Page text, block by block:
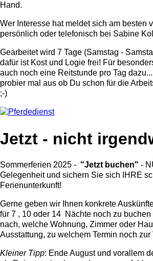
Hand.
Wer Interesse hat meldet sich am besten
persönlich oder telefonisch bei Sabine
Gearbeitet wird 7 Tage (Samstag -
dafür ist Kost und Logie frei! Für
auch noch eine Reitstunde pro Tag
probier mal aus ob Du schon für die
;-)
Jetzt - nicht
Sommerferien 2025 - "Jetzt buchen" -
Gelegenheit und sichern Sie sich IHRE
Ferienunterkunft!
Gerne geben wir Ihnen konkrete
für 7 , 10 oder 14 Nächte noch zu
nach, welche Wohnung, Zimmer oder
Ausstattung, zu welchem Termin noch zur
Kleiner Tipp: Ende August und vorallem